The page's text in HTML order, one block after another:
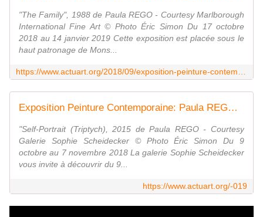
"The Family", 1988 de Paula REGO - Courtesy Marlborough
International Fine Art © Photo Éric Simon Du 17 octobre
2018 au 14 janvier 2019 Cette exposition est placée sous le
haut patronage de Mons...
Exposition Peinture Contemporaine: Paula REGO - ACTUART by Eric SIMON
"Self-Portrait (Triptych), 2015 de Paula REGO - Courtesy
Galerie Sophie Scheidecker © Photo Éric Simon Du 9
octobre au 7 novembre 2018 La galerie Sophie Scheidecker
vous invite à découvrir du 9...
https://www.actuart.org/-019